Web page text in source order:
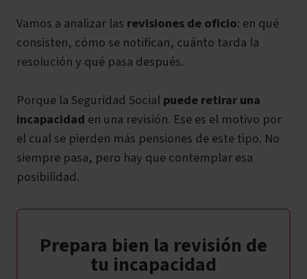
Vamos a analizar las revisiones de oficio: en qué
consisten, cómo se notifican, cuánto tarda la
resolución y qué pasa después.
Porque la Seguridad Social puede retirar una
incapacidad en una revisión. Ese es el motivo por
el cual se pierden más pensiones de este tipo. No
siempre pasa, pero hay que contemplar esa
posibilidad.
Prepara bien la revisión de
tu incapacidad